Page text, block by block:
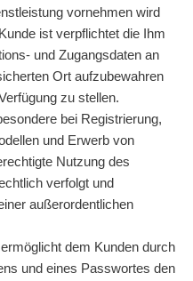
vornehmen wird
ist verpflichtet die Ihm
und Zugangsdaten an
Ort aufzubewahren
zu stellen.
bei Registrierung,
und Erwerb von
Nutzung des
verfolgt und
außerordentlichen
dem Kunden durch
und eines Passwortes den